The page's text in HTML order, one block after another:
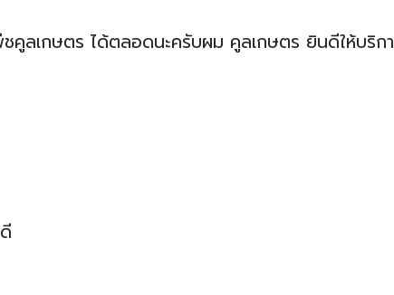
ลเกษตร ได้ตลอดนะครับผม คูลเกษตร ยินดีให้บริก